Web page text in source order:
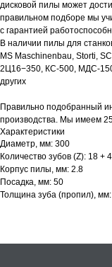
дисковой пилы может
правильном подборе мы
с гарантией
В наличии пилы для
MS Maschinenbau, Storti,
2Ц16−350, КС-500, МДС-
других
Правильно подобранный
производства. Мы имеем
Характеристики
Диаметр, мм: 300
Количество зубов (Z): 18 + 4
Корпус пилы, мм: 2.8
Посадка, мм: 50
Толщина зуба (пропил), мм: